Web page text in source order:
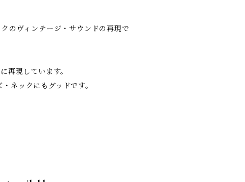
のヴィンテージ・サウンドの再現で
再現しています。
ネックにもグッドです。